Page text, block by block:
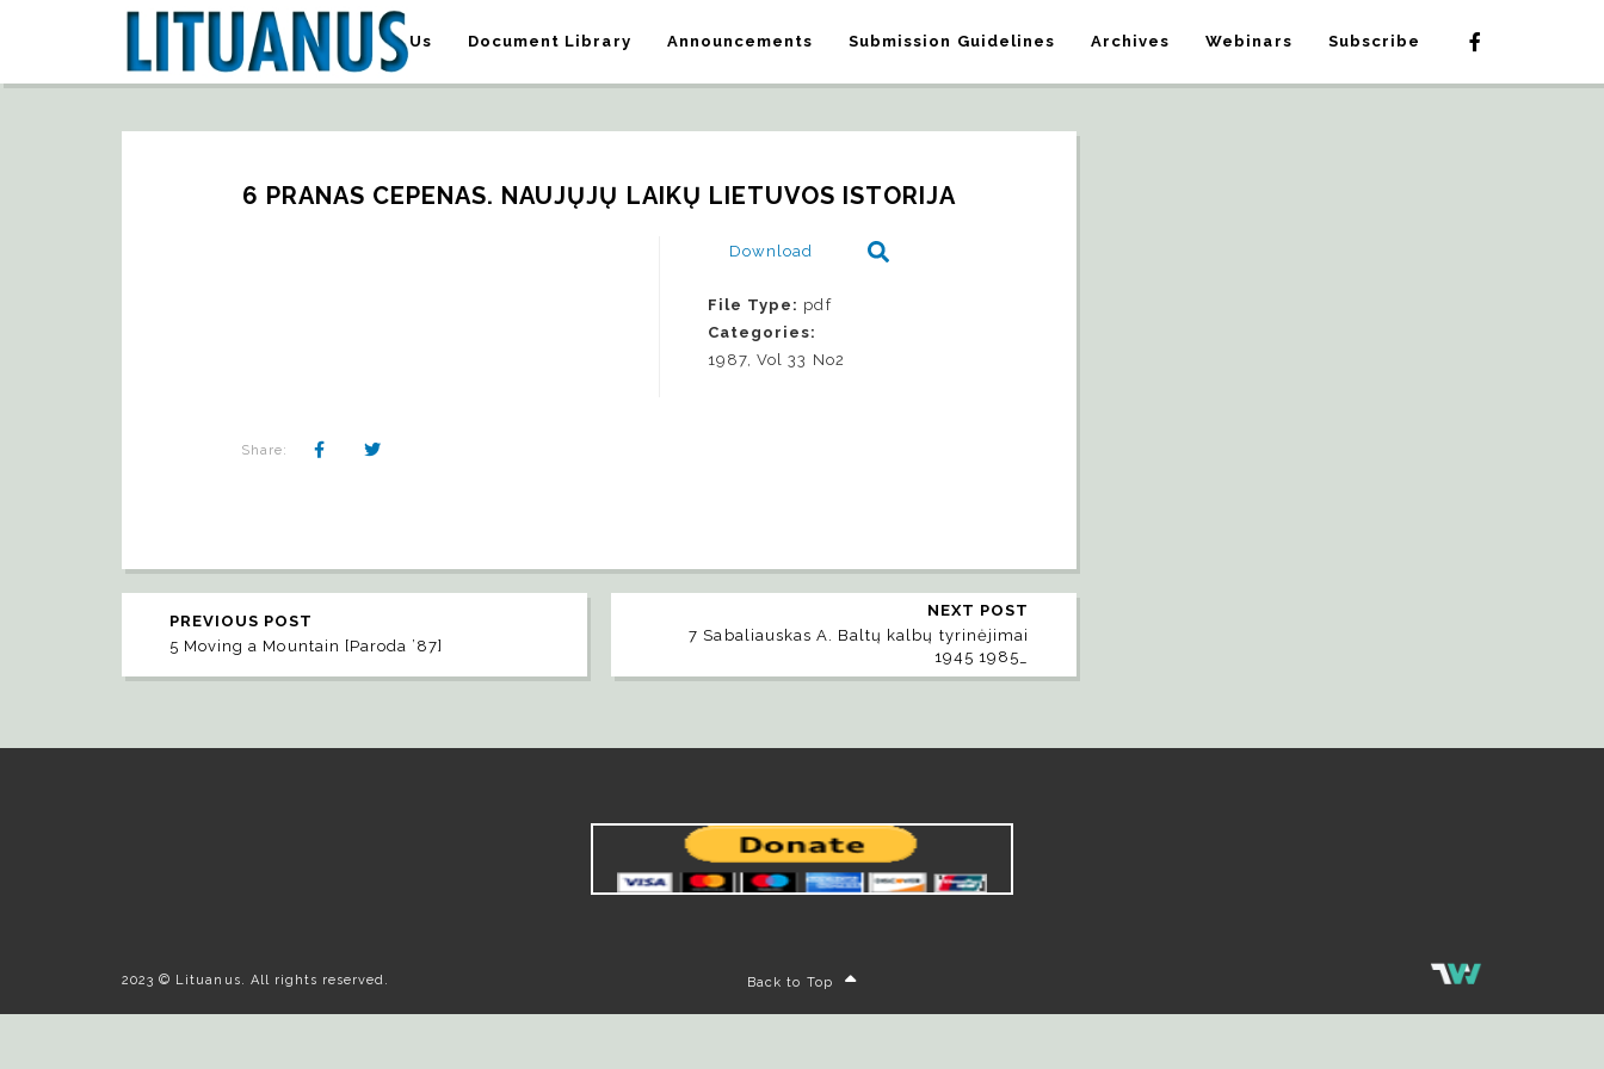
About Us Document Library Announcements Submission Guidelines Archives Webinars Subscribe
6 PRANAS CEPENAS. NAUJŲJŲ LAIKŲ LIETUVOS ISTORIJA
Download
File Type: pdf
Categories:
1987, Vol 33 No2
Share:
PREVIOUS POST
5 Moving a Mountain [Paroda ’87]
NEXT POST
7 Sabaliauskas A. Baltų kalbų tyrinėjimai
1945 1985_
2023 © Lituanus. All rights reserved. Back to Top